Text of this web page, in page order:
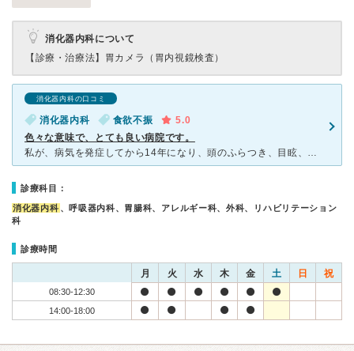
消化器内科について
【診療・治療法】 胃カメラ（胃内視鏡検査）
消化器内科の口コミ
消化器内科 食欲不振
5.0
色々な意味で、とても良い病院です。
私が、病気を発症してから14年になり、頭のふらつき、目眩、動悸、身体の痛み、倦怠感、関節の腫れ、目の充血、口腔内の発疹などが続き、どこの病院に行っても原因不明で北九州市内の病院は17箇所も受診、良い先
診療科目：
消化器内科 、呼吸器内科、胃腸科、アレルギー科、外科、リハビリテーション
科
診療時間
月 火 水 木 金 土 日 祝
08:30-12:30
14:00-18:00